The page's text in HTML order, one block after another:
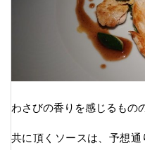
わさびの香りを感じるもの
共に頂くソースは、予想